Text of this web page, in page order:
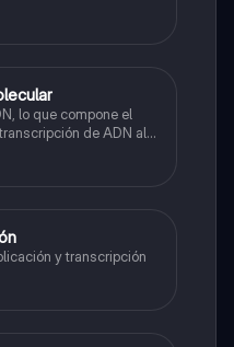
el
de ADN al
y transcripción